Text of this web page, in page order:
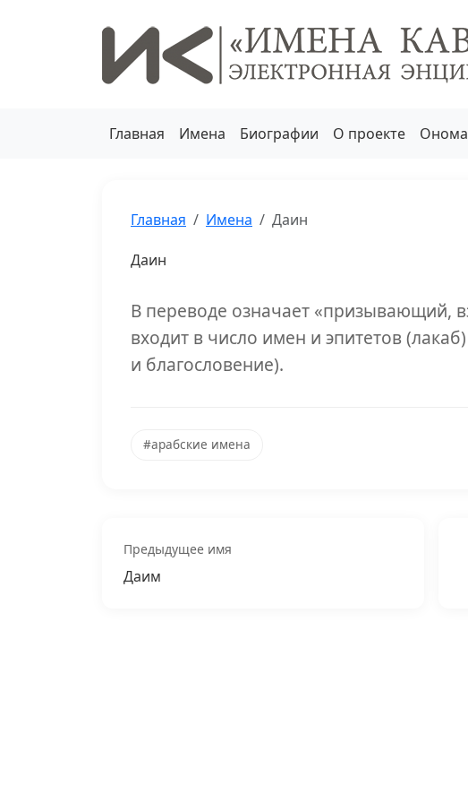
Главная Имена Биографии О проекте
Главная Имена Даин
Даин
В переводе означает «призывающий,
входит в число имен и эпитетов
и благословение).
#арабские имена
Предыдущее имя
Даим